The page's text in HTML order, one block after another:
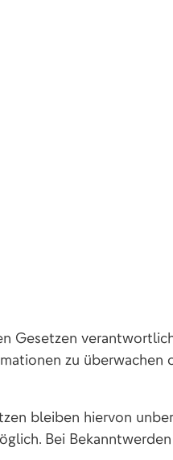
Gesetzen
zu überwachen
bleiben hiervon
Bei